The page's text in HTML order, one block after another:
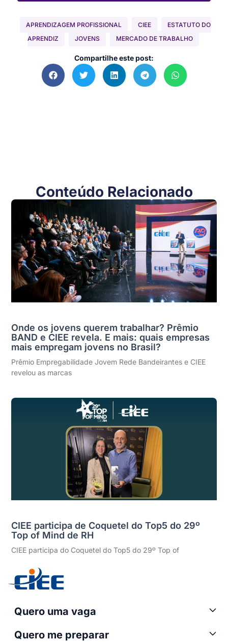
APRENDIZAGEM PROFISSIONAL CIEE
ESTATUTO DO
APRENDIZ
JOVENS MERCADO DE TRABALHO
Compartilhe este post:
Conteúdo Relacionado
Onde os jovens querem trabalhar? Prêmio
BAND e CIEE revela. E mais: quais empresas
mais empregam jovens no Brasil?
Prêmio Empregabilidade Jovem Rede Bandeirantes e CIEE
revelou as marcas
CIEE participa de Coquetel do Top5 do 29º
Top of Mind de RH
CIEE participa do Coquetel do Top5 do 29º Top of
Quero uma vaga
Quero me preparar